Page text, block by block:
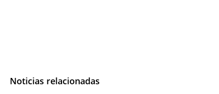
Noticias relacionadas